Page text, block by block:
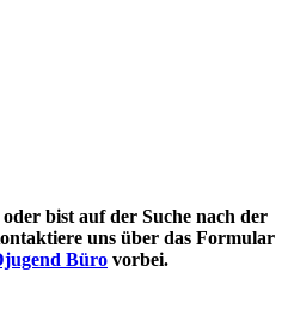
bist auf der Suche nach der
uns über das Formular
Büro vorbei.